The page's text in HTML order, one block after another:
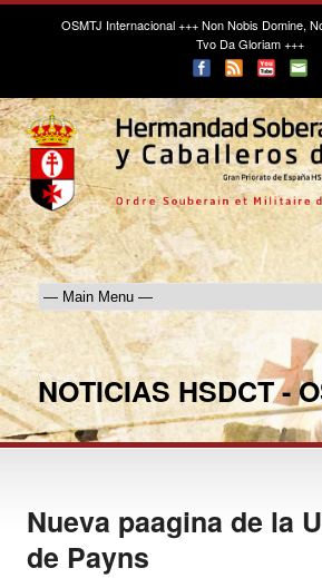
OSMTJ Internacional+++ Non Nobis Domine,
Tvo Da Gloriam +++
NOTICIAS HSDCT -
Nueva paagina de la
de Payns